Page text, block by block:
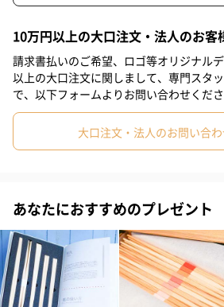
日本の森を守る夫婦箸
外材の進出・代替資源の影響で、国内の
されています。熊弥商店では割り箸に端
使用する取り組みをしています。杉の割
に日本の森林にお金を戻すことにつなが
10万円以上の大口注文・法人のお客
請求書払いのご希望、ロゴ等オリジナル
以上の大口注文に関しまして、専門スタ
で、以下フォームよりお問い合わせくださ
大口注文・法人のお問い合
あなたにおすすめのプレゼント